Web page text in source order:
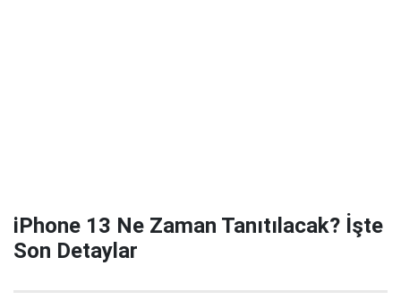
iPhone 13 Ne Zaman Tanıtılacak? İşte
Son Detaylar